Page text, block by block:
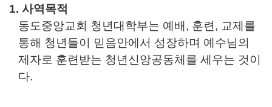
1. 사역목적
동도중앙교회 청년대학부는 예배 , 훈련 , 교제를
통해 청년들이 믿음안에서 성장하며 예수님의
제자로 훈련받는 청년신앙공동체를 세우는 것이
다.